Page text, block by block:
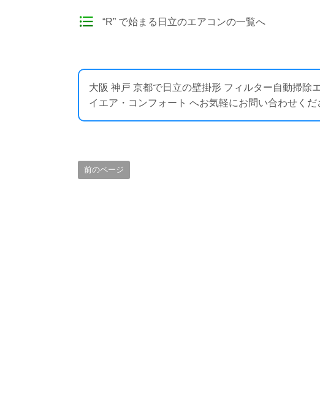
“R” で始まる日立のエアコンの一覧へ
大阪 神戸 京都で日立の壁掛形 フィルター自動掃除
イエア・コンフォート へお気軽にお問い合わせくだ
前のページ